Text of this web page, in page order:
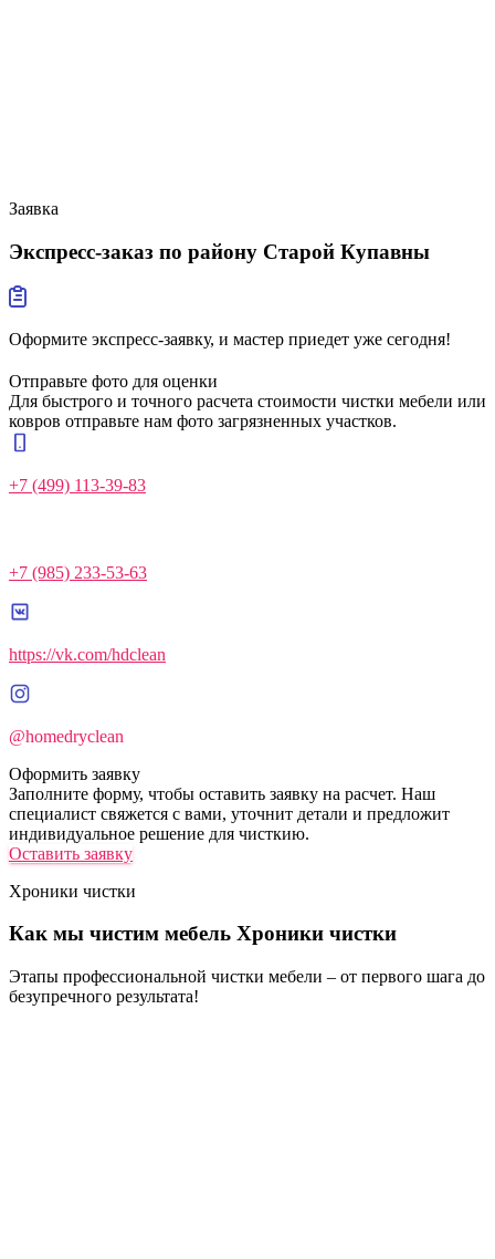
Заявка
Экспресс-заказ по району Старой Купавны
Оформите экспресс-заявку, и мастер приедет уже сегодня!
Отправьте фото для оценки
Для быстрого и точного расчета стоимости чистки мебели или
ковров отправьте нам фото загрязненных участков.
+7 (499) 113-39-83
+7 (985) 233-53-63
https://vk.com/hdclean
@homedryclean
Оформить заявку
Заполните форму, чтобы оставить заявку на расчет. Наш
специалист свяжется с вами, уточнит детали и предложит
индивидуальное решение для чисткию.
Оставить заявку
Хроники чистки
Как мы чистим мебель Хроники чистки
Этапы профессиональной чистки мебели – от первого шага до
безупречного результата!